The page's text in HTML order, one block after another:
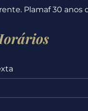
Plamaf 30 anos